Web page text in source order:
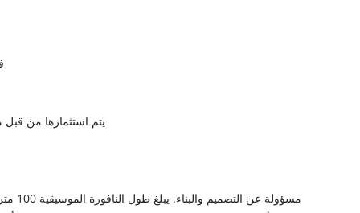
. يتم استثمارها من